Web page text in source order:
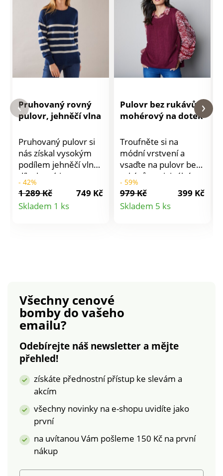
Pruhovaný rovný
pulovr, jehněčí vlna
Pruhovaný pulovr si
nás získal vysokým
podílem jehněčí vlny,
díky které je
výjimečně hřejivý.
Teplý úplet. Kulatý
výstřih. Postranní
- 42%
1 289 Kč
749 Kč
Skladem 1 ks
Detail
Pulovr bez rukávů,
mohérový na dotek
Troufněte si na
módní vrstvení a
vsaďte na pulovr bez
rukávů s originálním
postranním
zapínáním. Kulatý
výstřih. Rovný
spodní lem. Lze prát
- 59%
979 Kč
399 Kč
Skladem 5 ks
Detail
Všechny cenové
bombydo vašeho
emailu?
Odebírejte náš newsletter a mějte
přehled!
získáte přednostní přístup ke slevám a
akcím
všechny novinky na e-shopu uvidíte jako
první
na uvítanou Vám pošleme 150 Kč na první
nákup